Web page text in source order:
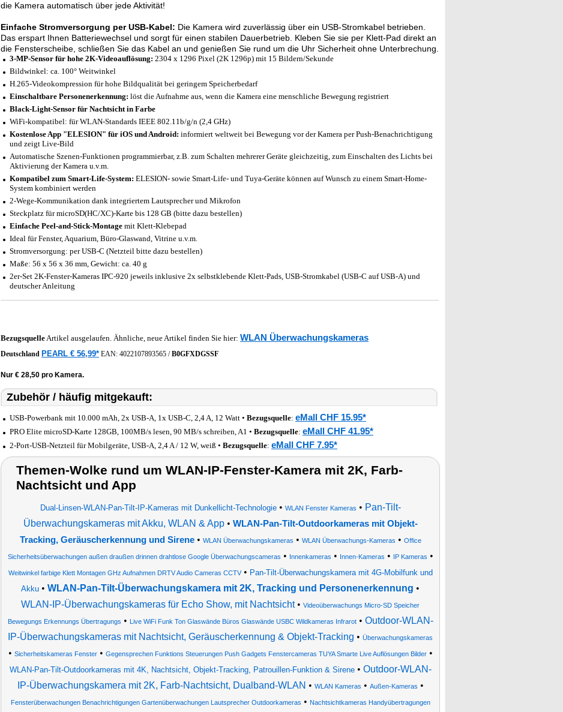
die Kamera automatisch über jede Aktivität!
Einfache Stromversorgung per USB-Kabel: Die Kamera wird zuverlässig über ein USB-Stromkabel betrieben.
Das erspart Ihnen Batteriewechsel und sorgt für einen stabilen Dauerbetrieb. Kleben Sie sie per Klett-Pad direkt an
die Fensterscheibe, schließen Sie das Kabel an und genießen Sie rund um die Uhr Sicherheit ohne Unterbrechung.
3-MP-Sensor für hohe 2K-Videoauflösung: 2304 x 1296 Pixel (2K 1296p) mit 15 Bildern/Sekunde
Bildwinkel: ca. 100° Weitwinkel
H.265-Videokompression für hohe Bildqualität bei geringem Speicherbedarf
Einschaltbare Personenerkennung: löst die Aufnahme aus, wenn die Kamera eine menschliche Bewegung registriert
Black-Light-Sensor für Nachtsicht in Farbe
WiFi-kompatibel: für WLAN-Standards IEEE 802.11b/g/n (2,4 GHz)
Kostenlose App "ELESION" für iOS und Android: informiert weltweit bei Bewegung vor der Kamera per Push-Benachrichtigung
und zeigt Live-Bild
Automatische Szenen-Funktionen programmierbar, z.B. zum Schalten mehrerer Geräte gleichzeitig, zum Einschalten des Lichts bei
Aktivierung der Kamera u.v.m.
Kompatibel zum Smart-Life-System: ELESION- sowie Smart-Life- und Tuya-Geräte können auf Wunsch zu einem Smart-Home-
System kombiniert werden
2-Wege-Kommunikation dank integriertem Lautsprecher und Mikrofon
Steckplatz für microSD(HC/XC)-Karte bis 128 GB (bitte dazu bestellen)
Einfache Peel-and-Stick-Montage mit Klett-Klebepad
Ideal für Fenster, Aquarium, Büro-Glaswand, Vitrine u.v.m.
Stromversorgung: per USB-C (Netzteil bitte dazu bestellen)
Maße: 56 x 56 x 36 mm, Gewicht: ca. 40 g
2er-Set 2K-Fenster-Kameras IPC-920 jeweils inklusive 2x selbstklebende Klett-Pads, USB-Stromkabel (USB-C auf USB-A) und
deutscher Anleitung
BezugsquelleArtikel ausgelaufen. Ähnliche, neue Artikel finden Sie hier: WLAN Überwachungskameras
Deutschland PEARL € 56,99* EAN: 4022107893565 /B0GFXDGSSF
Nur € 28,50 pro Kamera.
Zubehör / häufig mitgekauft:
USB-Powerbank mit 10.000 mAh, 2x USB-A, 1x USB-C, 2,4 A, 12 Watt • Bezugsquelle: eMall CHF 15.95*
PRO Elite microSD-Karte 128GB, 100MB/s lesen, 90 MB/s schreiben, A1 • Bezugsquelle: eMall CHF 41.95*
2-Port-USB-Netzteil für Mobilgeräte, USB-A, 2,4 A / 12 W, weiß • Bezugsquelle: eMall CHF 7.95*
Themen-Wolke rund um WLAN-IP-Fenster-Kamera mit 2K, Farb-
Nachtsicht und App
Dual-Linsen-WLAN-Pan-Tilt-IP-Kameras mit Dunkellicht-Technologie• WLAN Fenster Kameras • Pan-Tilt-
Überwachungskameras mit Akku, WLAN & App• WLAN-Pan-Tilt-Outdoorkameras mit Objekt-
Tracking, Geräuscherkennung und Sirene• WLAN Überwachungskameras • WLAN Überwachungs-Kameras • Office
Sicherheitsüberwachungen außen draußen drinnen drahtlose Google Überwachungscameras • Innenkameras • Innen-Kameras • IP Kameras •
Weitwinkel farbige Klett Montagen GHz Aufnahmen DRTV Audio Cameras CCTV• Pan-Tilt-Überwachungskamera mit 4G-Mobilfunk und
Akku • WLAN-Pan-Tilt-Überwachungskamera mit 2K, Tracking und Personenerkennung •
WLAN-IP-Überwachungskameras für Echo Show, mit Nachtsicht• Videoüberwachungs Micro-SD Speicher
Bewegungs Erkennungs Übertragungs • Live WiFi Funk Ton Glaswände Büros Glaswände USBC Wildkameras Infrarot• Outdoor-WLAN-
IP-Überwachungskameras mit Nachtsicht, Geräuscherkennung & Objekt-Tracking • Überwachungskameras
• Sicherheitskameras Fenster• Gegensprechen Funktions Steuerungen Push Gadgets Fenstercameras TUYA Smarte Live Auflösungen Bilder•
WLAN-Pan-Tilt-Outdoorkameras mit 4K, Nachtsicht, Objekt-Tracking, Patrouillen-Funktion & Sirene• Outdoor-WLAN-
IP-Überwachungskamera mit 2K, Farb-Nachtsicht, Dualband-WLAN • WLAN Kameras • Außen-Kameras •
Fensterüberwachungen Benachrichtigungen Gartenüberwachungen Lautsprecher Outdoorkameras • Nachtsichtkameras Handyübertragungen